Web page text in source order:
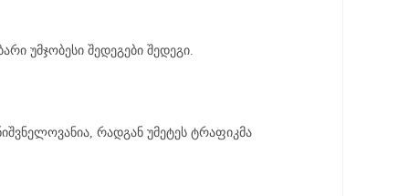
უმჯობესი შედეგები შედეგი.
რადგან უმეტეს ტრაფიკმა